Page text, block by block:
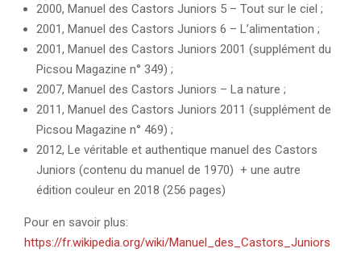
2000, Manuel des Castors Juniors 5 – Tout sur le ciel ;
2001, Manuel des Castors Juniors 6 – L’alimentation ;
2001, Manuel des Castors Juniors 2001 (supplément du
Picsou Magazine n° 349) ;
2007, Manuel des Castors Juniors – La nature ;
2011, Manuel des Castors Juniors 2011 (supplément de
Picsou Magazine n° 469) ;
2012, Le véritable et authentique manuel des Castors
Juniors (contenu du manuel de 1970) + une autre
édition couleur en 2018 (256 pages)
Pour en savoir plus:
https://fr.wikipedia.org/wiki/Manuel_des_Castors_Juniors